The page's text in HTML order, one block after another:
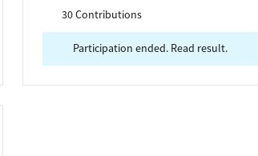
der Namenspate eine andere Person mit
gleichem Namen.
30 Contributions
Participation ended. Read result.